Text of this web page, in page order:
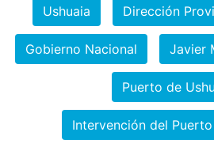
Ushuaia Dirección
Gobierno Nacional Javier
Puerto de
Intervención del